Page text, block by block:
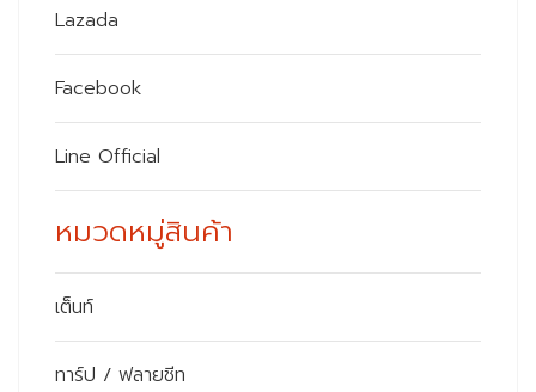
Lazada
Facebook
Line Official
หมวดหมู่สินค้า
เต็นท์
ทาร์ป / ฟลายชีท